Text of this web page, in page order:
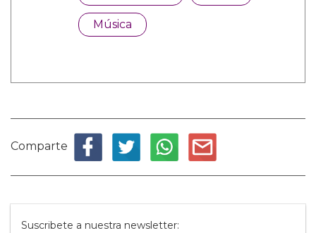
Música
Comparte
Suscribete a nuestra newsletter: